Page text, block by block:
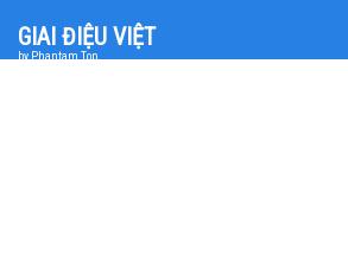
GIAI ĐIỆU VIỆT
by Phantam Top